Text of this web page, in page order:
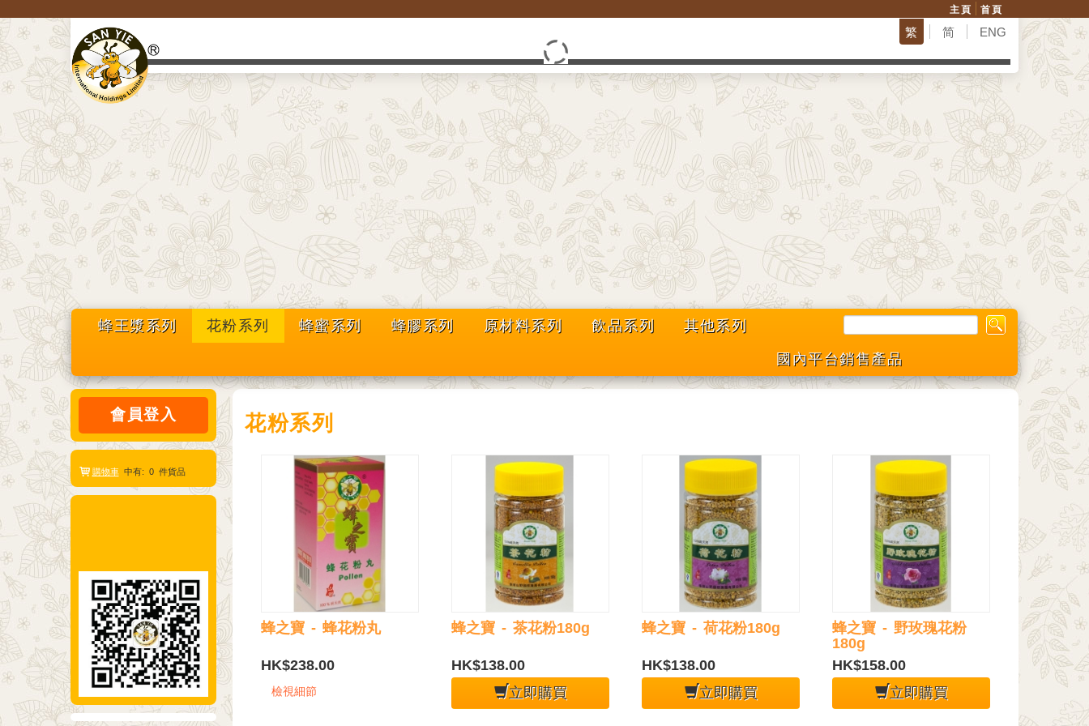
主頁 首頁
繁 简 ENG
蜂王漿系列 花粉系列 蜂蜜系列 蜂膠系列 原材料系列 飲品系列 其他系列
國內平台銷售產品
花粉系列
蜂之寶 - 蜂花粉丸
HK$238.00
檢視細節
蜂之寶 - 茶花粉180g
HK$138.00
立即購買
蜂之寶 - 荷花粉180g
HK$138.00
立即購買
蜂之寶 - 野玫瑰花粉
180g
HK$158.00
立即購買
會員登入
購物車 中有: 0件貨品